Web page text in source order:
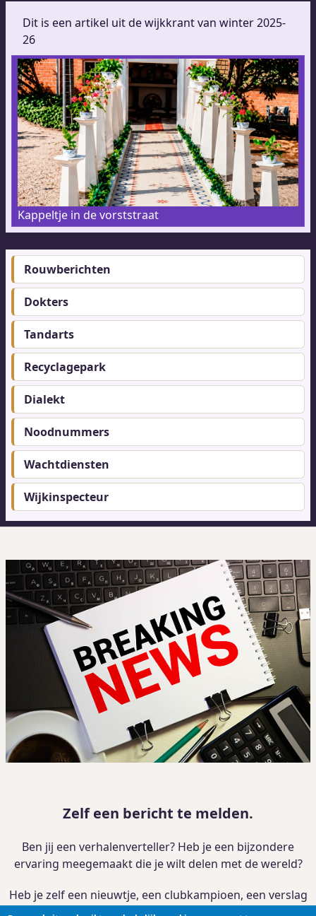
Dit is een artikel uit de wijkkrant van winter 2025-
26
Kappeltje in de vorststraat
Footer-
menu
Rouwberichten
Dokters
Tandarts
Recyclagepark
Dialekt
Noodnummers
Wachtdiensten
Wijkinspecteur
Zelf een bericht te melden.
Ben jij een verhalenverteller? Heb je een bijzondere
ervaring meegemaakt die je wilt delen met de wereld?
Heb je zelf een nieuwtje, een clubkampioen, een verslag
van je activiteit?